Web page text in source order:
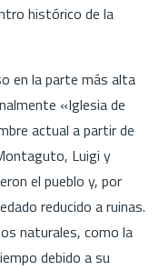
histórico de la
en la parte más alta
«Iglesia de
actual a partir de
Luigi y
el pueblo y, por
reducido a ruinas.
naturales, como la
debido a su